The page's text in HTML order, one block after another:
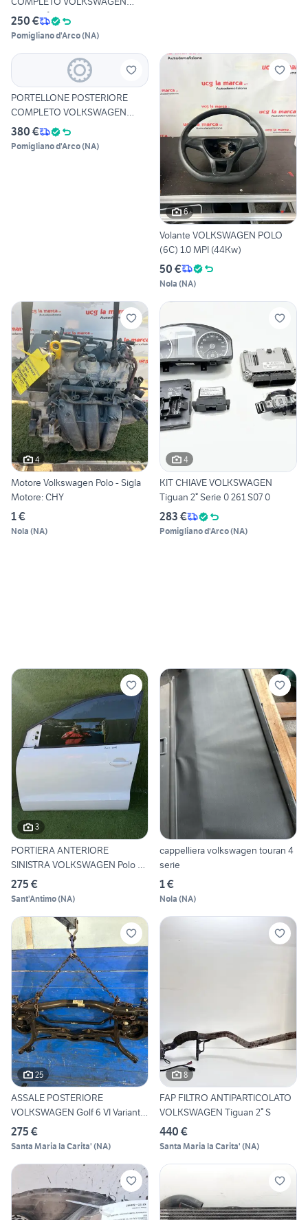
Tiguan 2°
250 €
Pomigliano d'Arco(NA)
PORTELLONE POSTERIORE
COMPLETO VOLKSWAGEN
Tiguan 2
380 €
Pomigliano d'Arco(NA)
6
Volante VOLKSWAGEN POLO
(6C) 1.0 MPI (44Kw)
50 €
Nola (NA)
4
Motore Volkswagen Polo - Sigla
Motore: CHY
1 €
Nola (NA)
4
KIT CHIAVE VOLKSWAGEN
Tiguan 2° Serie 0 261 S07 0
283 €
Pomigliano d'Arco(NA)
3
PORTIERA ANTERIORE
SINISTRA VOLKSWAGEN Polo 5°
Se
275 €
Sant'Antimo(NA)
cappelliera volkswagen touran 4
serie
1 €
Nola (NA)
25
ASSALE POSTERIORE
VOLKSWAGEN Golf 6 VI Variant
1K0
275 €
Santa Maria la Carita' (NA)
8
FAP FILTRO ANTIPARTICOLATO
VOLKSWAGEN Tiguan 2° S
440 €
Santa Maria la Carita' (NA)